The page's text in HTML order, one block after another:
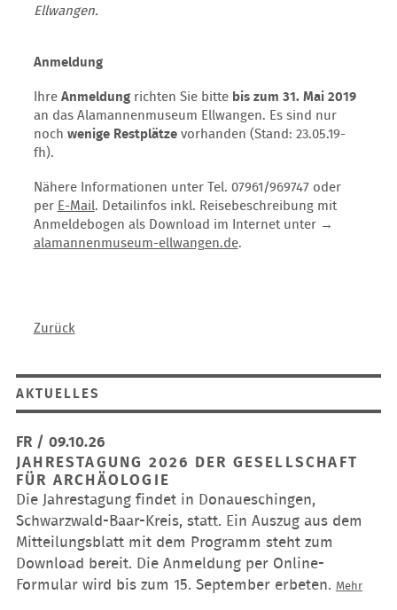
Ellwangen.
Anmeldung
Ihre Anmeldungrichten Sie bitte bis zum 31. Mai 2019
an das Alamannenmuseum Ellwangen. Es sind nur
noch wenige Restplätzevorhanden (Stand: 23.05.19-
fh).
Nähere Informationen unter Tel. 07961/969747 oder
per E-Mail. Detailinfos inkl. Reisebeschreibung mit
Anmeldebogen als Download im Internet unter →
alamannenmuseum-ellwangen.de.
Zurück
AKTUELLES
FR / 09.10.26
JAHRESTAGUNG 2026 DER GESELLSCHAFT
FÜR ARCHÄOLOGIE
Die Jahrestagung findet in Donaueschingen,
Schwarzwald-Baar-Kreis, statt. Ein Auszug aus dem
Mitteilungsblatt mit dem Programm steht zum
Download bereit. Die Anmeldung per Online-
Formular wird bis zum 15. September erbeten. Mehr